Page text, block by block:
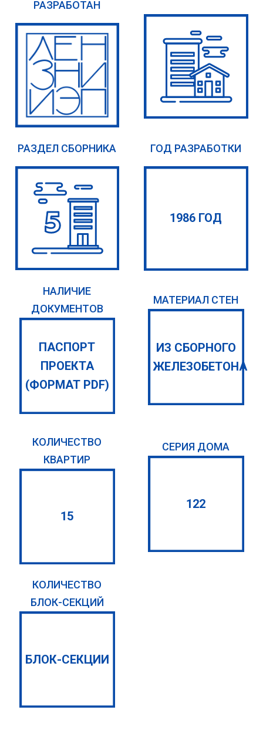
РАЗРАБОТАН
РАЗДЕЛ СБОРНИКА ГОД РАЗРАБОТКИ
1986 ГОД
НАЛИЧИЕ
ДОКУМЕНТОВ
ПАСПОРТ
ПРОЕКТА
(ФОРМАТ PDF)
МАТЕРИАЛ СТЕН
ИЗ СБОРНОГО
ЖЕЛЕЗОБЕТОНА
КОЛИЧЕСТВО
КВАРТИР
15
СЕРИЯ ДОМА
122
КОЛИЧЕСТВО
БЛОК-СЕКЦИЙ
БЛОК-СЕКЦИИ